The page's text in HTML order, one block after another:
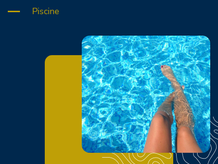
Piscine